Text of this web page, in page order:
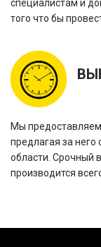
специалистам и
того что бы
Мы предоставляем
предлагая за
области. Срочный
производится